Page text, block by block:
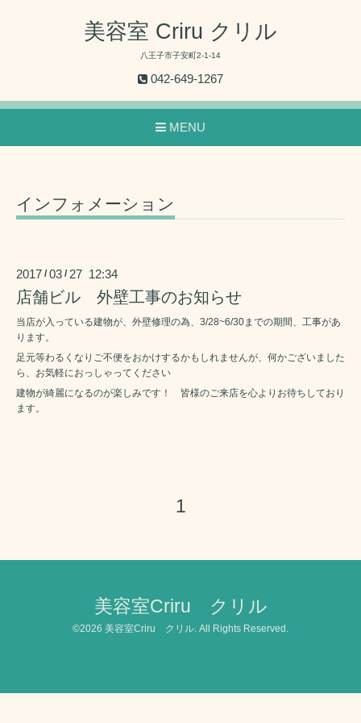
美容室 Criru クリル
八王子市子安町2-1-14
042-649-1267
MENU
インフォメーション
2017 /03 / 27 12:34
店舗ビル 外壁工事のお知らせ
当店が入っている建物が、外壁修理の為、3/28~6/30までの期間、工事があ
ります。
足元等わるくなりご不便をおかけするかもしれませんが、何かございました
ら、お気軽におっしゃってください
建物が綺麗になるのが楽しみです！ 皆様のご来店を心よりお待ちしており
ます。
1
美容室Criru クリル
©2026 美容室Criru クリル . All Rights Reserved.